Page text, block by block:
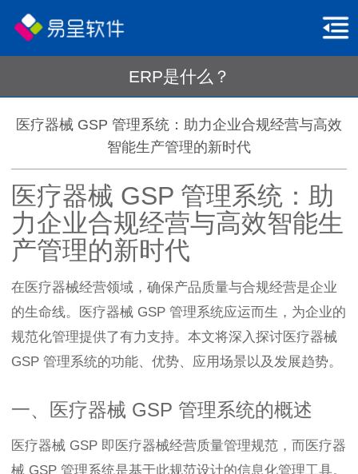
ERP是什么？
医疗器械 GSP 管理系统：助力企业合规经营与高效
智能生产管理的新时代
医疗器械 GSP 管理系统：助
力企业合规经营与高效智能生
产管理的新时代
在医疗器械经营领域，确保产品质量与合规经营是企业
的生命线。医疗器械 GSP 管理系统应运而生，为企业的
规范化管理提供了有力支持。本文将深入探讨医疗器械
GSP 管理系统的功能、优势、应用场景以及发展趋势。
一、医疗器械 GSP 管理系统的概述
医疗器械 GSP 即医疗器械经营质量管理规范，而医疗器
械 GSP 管理系统是基于此规范设计的信息化管理工具。